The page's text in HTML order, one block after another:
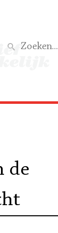
we doen
Aktief
de